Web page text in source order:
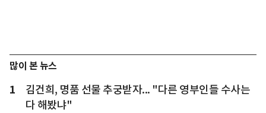
많이 본 뉴스
1
김건희, 명품 선물 추궁받자... "다른 영부인들 수사는
다 해봤냐"